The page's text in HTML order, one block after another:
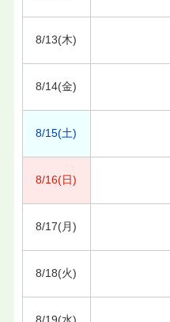
8/13(木)
8/14(金)
8/15(土)
8/16(日)
8/17(月)
8/18(火)